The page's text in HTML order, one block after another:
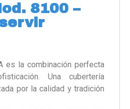
8100 –
es la combinación perfecta
Una cubertería
por la calidad y tradición